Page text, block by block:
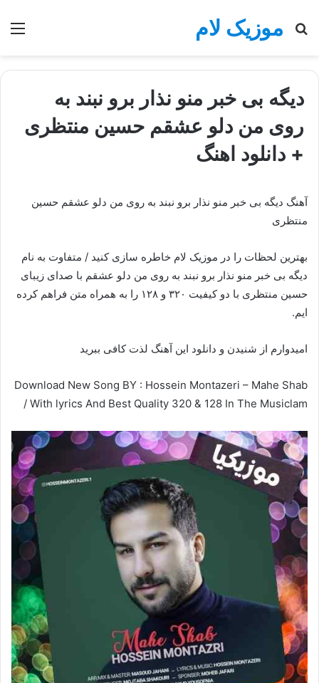
موزیک لام
جستجو
دیگه بی خبر منو نذار برو نبند به
روی من دلو عشقم حسین منتظری
+ دانلود اهنگ
آهنگ دیگه بی خبر منو نذار برو نبند به روی من دلو عشقم حسین
منتظری
بهترین لحظات را در موزیک لام خاطره سازی کنید / متفاوت به نام
دیگه بی خبر منو نذار برو نبند به روی من دلو عشقم با صدای زیبای
حسین منتظری با دو کیفیت ۳۲۰ و ۱۲۸ را به همراه متن فراهم کرده
ایم.
امیدوارم از شنیدن و دانلود این آهنگ لذت کافی ببرید
Download New Song BY : Hossein Montazeri – Mahe Shab
/ With lyrics And Best Quality 320 & 128 In The Musiclam